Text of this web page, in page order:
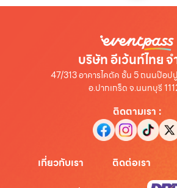
บริษัท อีเว้นท์ไทย
47/313 อาคารไคตัค ชั้น 5 ถนนป๊อป
อ.ปากเกร็ด จ.นนทบุรี
ติดตามเรา :
เกี่ยวกับเรา ติดต่อเรา